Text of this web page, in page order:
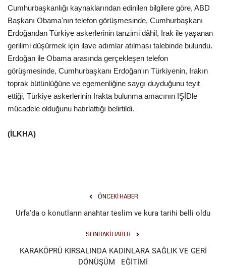
Galeriler
Siyaset
Künye
Yaşam
Sağlık
Cumhurbaşkanlığı kaynaklarından edinilen bilgilere göre, ABD
Başkanı Obama'nın telefon görüşmesinde, Cumhurbaşkanı
Erdoğandan Türkiye askerlerinin tanzimi dâhil, Irak ile yaşanan
gerilimi düşürmek için ilave adımlar atılması talebinde bulundu.
Erdoğan ile Obama arasında gerçekleşen telefon
görüşmesinde, Cumhurbaşkanı Erdoğan'ın Türkiyenin, Irakın
toprak bütünlüğüne ve egemenliğine saygı duyduğunu teyit
ettiği, Türkiye askerlerinin Irakta bulunma amacının IŞİDle
mücadele olduğunu hatırlattığı belirtildi.
(İLKHA)
ÖNCEKI HABER
Urfa'da o konutların anahtar teslim ve kura tarihi belli oldu
SONRAKI HABER
KARAKÖPRÜ KIRSALINDA KADINLARA SAĞLIK VE GERİ
DÖNÜŞÜM EĞİTİMİ